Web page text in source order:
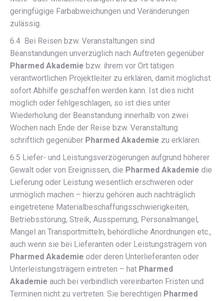
geringfügige Farbabweichungen und Veränderungen
zulässig.
6.4 Bei Reisen bzw. Veranstaltungen sind
Beanstandungen unverzüglich nach Auftreten gegenüber
Pharmed Akademie bzw. ihrem vor Ort tätigen
verantwortlichen Projektleiter zu erklären, damit möglichst
sofort Abhilfe geschaffen werden kann. Ist dies nicht
möglich oder fehlgeschlagen, so ist dies unter
Wiederholung der Beanstandung innerhalb von zwei
Wochen nach Ende der Reise bzw. Veranstaltung
schriftlich gegenüber Pharmed Akademie zu erklären.
6.5 Liefer- und Leistungsverzögerungen aufgrund höherer
Gewalt oder von Ereignissen, die Pharmed Akademie die
Lieferung oder Leistung wesentlich erschweren oder
unmöglich machen – hierzu gehören auch nachträglich
eingetretene Materialbeschaffungsschwierigkeiten,
Betriebsstörung, Streik, Aussperrung, Personalmangel,
Mangel an Transportmitteln, behördliche Anordnungen etc.,
auch wenn sie bei Lieferanten oder Leistungsträgern von
Pharmed Akademie oder deren Unterlieferanten oder
Unterleistungsträgern eintreten – hat Pharmed
Akademie auch bei verbindlich vereinbarten Fristen und
Terminen nicht zu vertreten. Sie berechtigen Pharmed